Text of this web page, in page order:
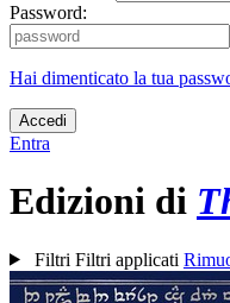
Password:
Hai dimenticato la tua
Accedi
Entra
Edizioni di
Filtri Filtri applicati